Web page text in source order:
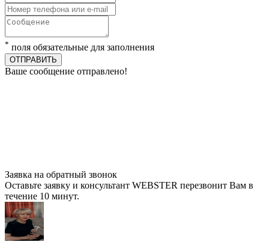
* поля обязательные для заполнения
ОТПРАВИТЬ
Ваше сообщение отправлено!
Заявка на обратный звонок
Оставьте заявку и консультант WEBSTER перезвонит Вам в
течение 10 минут.